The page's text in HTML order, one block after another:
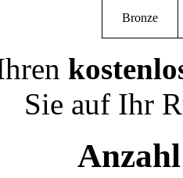
Bronze
Sie auf Ihr